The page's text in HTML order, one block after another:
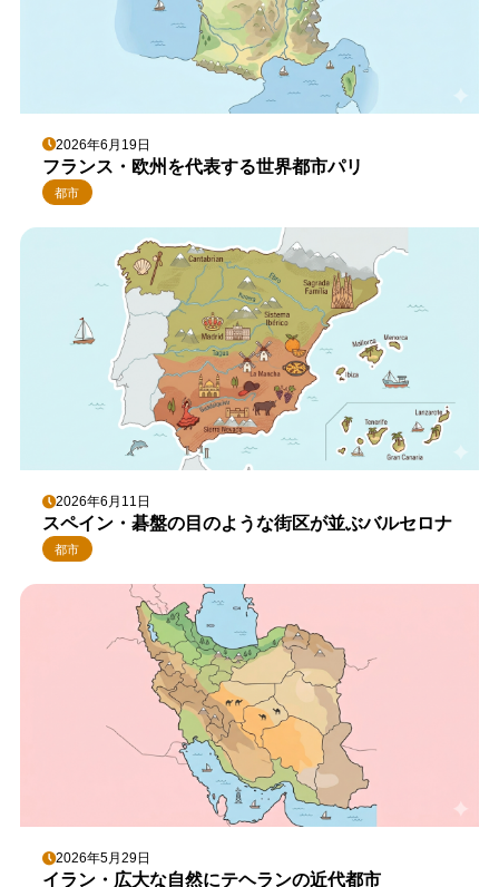
2026年6月19日
フランス・欧州を代表する世界都市パリ
都市
2026年6月11日
スペイン・碁盤の目のような街区が並ぶバルセロナ
都市
2026年5月29日
イラン・広大な自然にテヘランの近代都市